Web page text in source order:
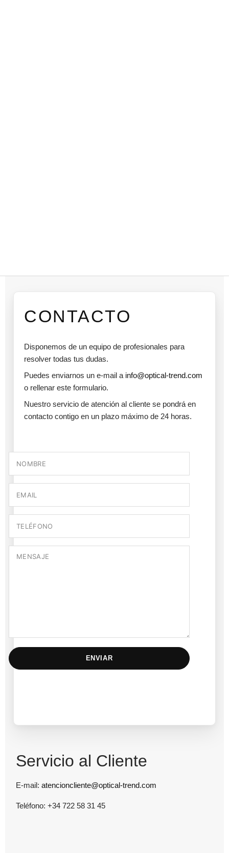
CONTACTO
Disponemos de un equipo de profesionales para
resolver todas tus dudas.
Puedes enviarnos un e-mail a info@optical-trend.com
o rellenar este formulario.
Nuestro servicio de atención al cliente se pondrá en
contacto contigo en un plazo máximo de 24 horas.
ENVIAR
Servicio al Cliente
E-mail: atencioncliente@optical-trend.com
Teléfono: +34 722 58 31 45